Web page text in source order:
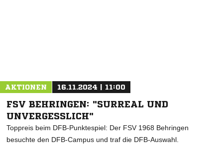
AKTIONEN 16.11.2024 | 11:00
FSV BEHRINGEN: "SURREAL UND
UNVERGESSLICH"
Toppreis beim DFB-Punktespiel: Der FSV 1968 Behringen
besuchte den DFB-Campus und traf die DFB-Auswahl.